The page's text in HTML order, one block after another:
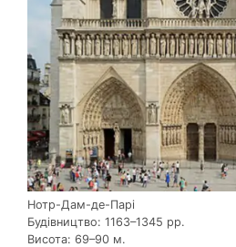
Нотр-Дам-де-Парі
Будівництво: 1163–1345 рр.
Висота: 69–90 м.